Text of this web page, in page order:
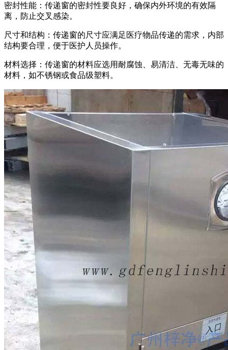
密封性能：传递窗的密封性要良好，确保内外环境的有效隔
离，防止交叉感染。
尺寸和结构：传递窗的尺寸应满足医疗物品传递的需求，内部
结构要合理，便于医护人员操作。
材料选择：传递窗的材料应选用耐腐蚀、易清洁、无毒无味的
材料，如不锈钢或食品级塑料。